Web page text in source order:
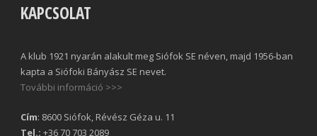
KAPCSOLAT
A klub 1921 nyarán alakult meg Siófok SE néven, majd 1956-ban
kapta a Siófoki Bányász SE nevet.
További információ >>>
Cím: 8600 Siófok, Révész Géza u. 11
Tel.: +36 70 703 2089